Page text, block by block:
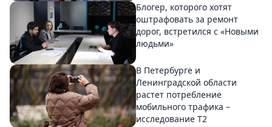
Блогер, которого хотят
оштрафовать за ремонт
дорог, встретился с «Новыми
людьми»
В Петербурге и
Ленинградской области
растет потребление
мобильного трафика –
исследование T2